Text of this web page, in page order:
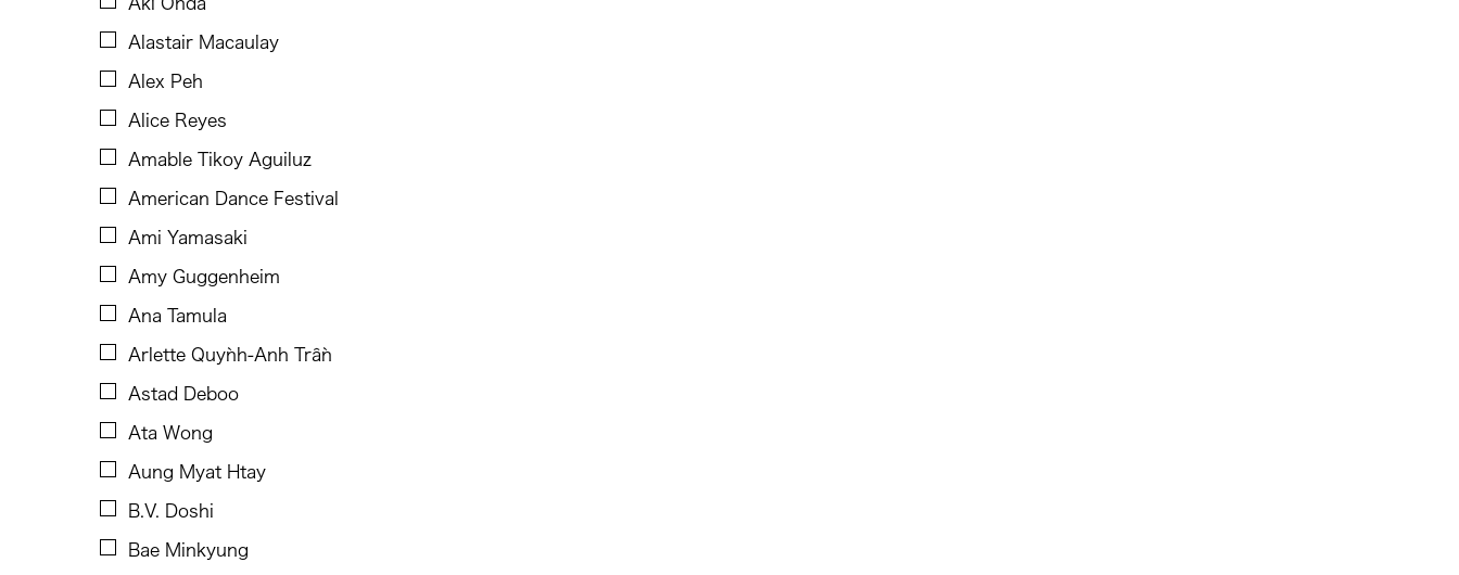
Cambodian Living Arts
Chen Jia-Kuen
Aki Onda
Alastair Macaulay
Alex Peh
Alice Reyes
Amable Tikoy Aguiluz
American Dance Festival
Ami Yamasaki
Amy Guggenheim
Ana Tamula
Arlette Quỳnh-Anh Trần
Astad Deboo
Ata Wong
Aung Myat Htay
B.V. Doshi
Bae Minkyung